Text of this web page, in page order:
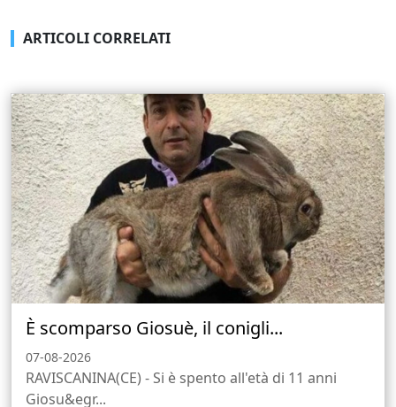
ARTICOLI CORRELATI
È scomparso Giosuè, il conigli...
07-08-2026
RAVISCANINA(CE) - Si è spento all'età di 11 anni
Giosu&egr...